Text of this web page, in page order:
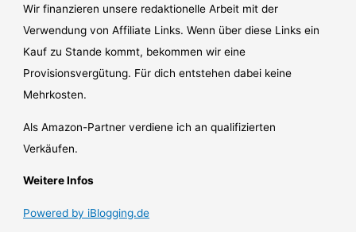
Wir finanzieren unsere redaktionelle Arbeit mit der
Verwendung von Affiliate Links. Wenn über diese Links ein
Kauf zu Stande kommt, bekommen wir eine
Provisionsvergütung. Für dich entstehen dabei keine
Mehrkosten.
Als Amazon-Partner verdiene ich an qualifizierten
Verkäufen.
Weitere Infos
Powered by iBlogging.de